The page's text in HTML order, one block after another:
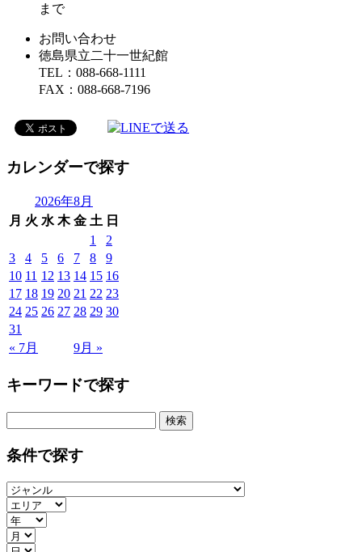
まで
お問い合わせ
徳島県立二十一世紀館
TEL：088-668-1111
FAX：088-668-7196
カレンダーで探す
2026年8月
月 火 水 木 金 土 日
« 7月 9月 »
1
2
3
4 5 6 7 8
9
10 11 12 13 14 15 16
17 18 19 20 21 22 23
24 25 26 27 28 29 30
31
キーワードで探す
条件で探す